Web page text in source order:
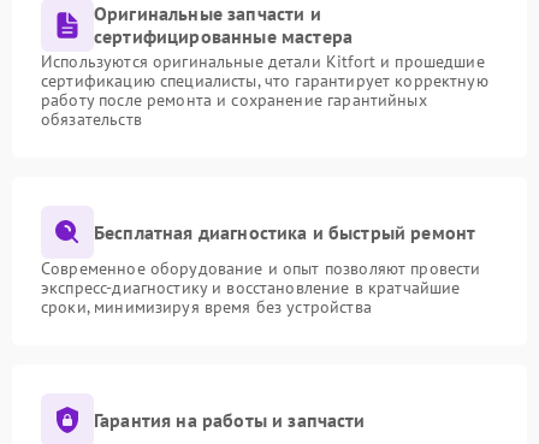
Оригинальные запчасти и
сертифицированные мастера
Используются оригинальные детали Kitfort и прошедшие
сертификацию специалисты, что гарантирует корректную
работу после ремонта и сохранение гарантийных
обязательств
Бесплатная диагностика и быстрый ремонт
Современное оборудование и опыт позволяют провести
экспресс-диагностику и восстановление в кратчайшие
сроки, минимизируя время без устройства
Гарантия на работы и запчасти